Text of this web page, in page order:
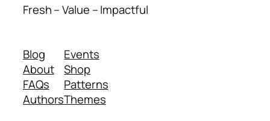
Fresh – Value – Impactful
Blog
About
FAQs
Authors
Events
Shop
Patterns
Themes